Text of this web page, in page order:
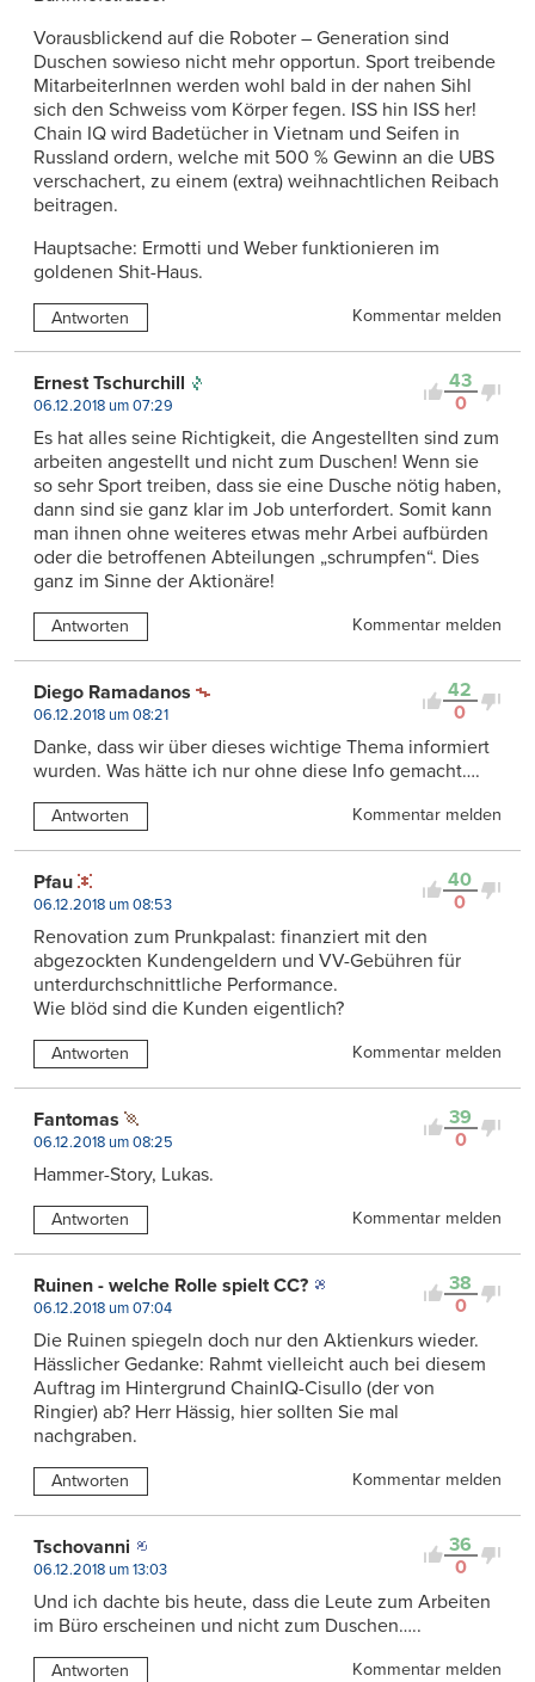
Vorausblickend auf die Roboter – Generation sind
Duschen sowieso nicht mehr opportun. Sport treibende
MitarbeiterInnen werden wohl bald in der nahen Sihl
sich den Schweiss vom Körper fegen. ISS hin ISS her!
Chain IQ wird Badetücher in Vietnam und Seifen in
Russland ordern, welche mit 500 % Gewinn an die UBS
verschachert, zu einem (extra) weihnachtlichen Reibach
beitragen.
Hauptsache: Ermotti und Weber funktionieren im
goldenen Shit-Haus.
Antworten Kommentar melden
43
0
Ernest Tschurchill
06.12.2018 um 07:29
Es hat alles seine Richtigkeit, die Angestellten sind zum
arbeiten angestellt und nicht zum Duschen! Wenn sie
so sehr Sport treiben, dass sie eine Dusche nötig haben,
dann sind sie ganz klar im Job unterfordert. Somit kann
man ihnen ohne weiteres etwas mehr Arbei aufbürden
oder die betroffenen Abteilungen „schrumpfen“. Dies
ganz im Sinne der Aktionäre!
Antworten Kommentar melden
42
0
Diego Ramadanos
06.12.2018 um 08:21
Danke, dass wir über dieses wichtige Thema informiert
wurden. Was hätte ich nur ohne diese Info gemacht….
Antworten Kommentar melden
40
0
Pfau
06.12.2018 um 08:53
Renovation zum Prunkpalast: finanziert mit den
abgezockten Kundengeldern und VV-Gebühren für
unterdurchschnittliche Performance.
Wie blöd sind die Kunden eigentlich?
Antworten Kommentar melden
39
0
Fantomas
06.12.2018 um 08:25
Hammer-Story, Lukas.
Antworten Kommentar melden
38
0
Ruinen - welche Rolle spielt CC?
06.12.2018 um 07:04
Die Ruinen spiegeln doch nur den Aktienkurs wieder.
Hässlicher Gedanke: Rahmt vielleicht auch bei diesem
Auftrag im Hintergrund ChainIQ-Cisullo (der von
Ringier) ab? Herr Hässig, hier sollten Sie mal
nachgraben.
Antworten Kommentar melden
36
0
Tschovanni
06.12.2018 um 13:03
Und ich dachte bis heute, dass die Leute zum Arbeiten
im Büro erscheinen und nicht zum Duschen…..
Antworten Kommentar melden